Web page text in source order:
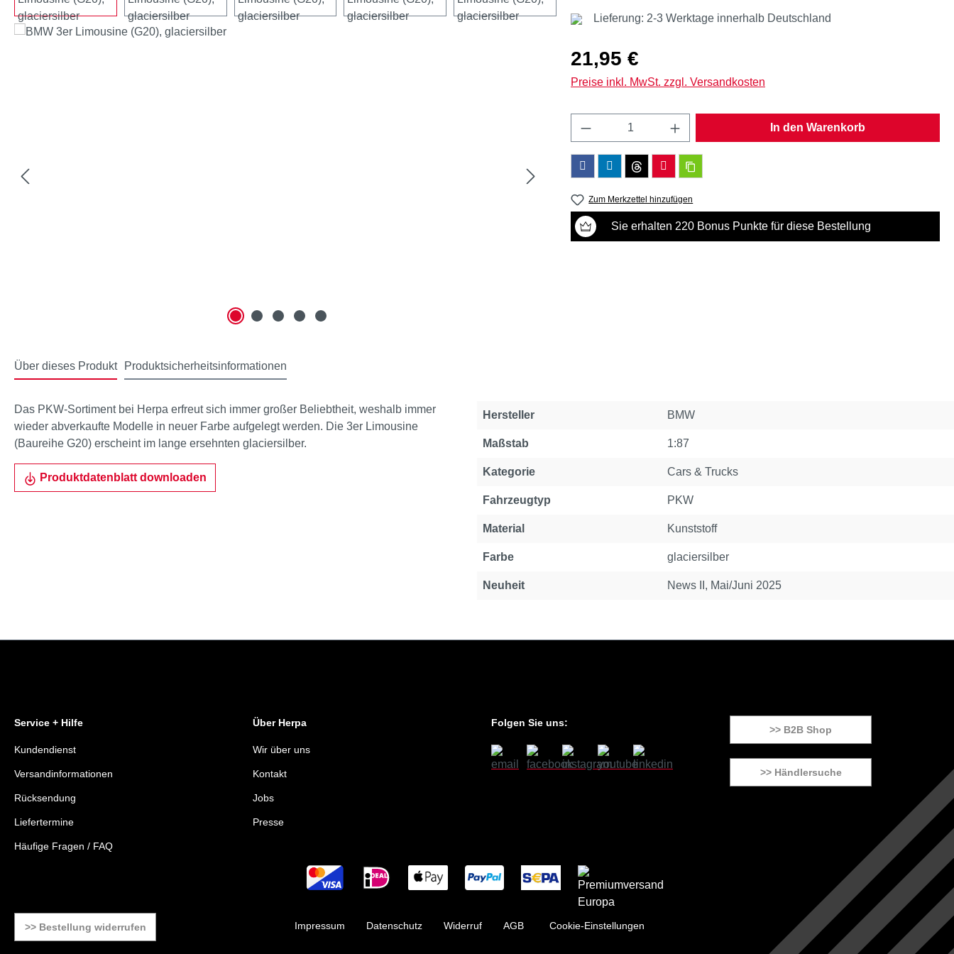
Lieferung: 2-3 Werktage innerhalb Deutschland
Regulärer Preis:
21,95 €
Preise inkl. MwSt. zzgl. Versandkosten
Produkt Anzahl: Gib den gewünschten Wert ein
In den Warenkorb
Zum Merkzettel hinzufügen
Sie erhalten 220 Bonus Punkte für diese Bestellung
Über dieses Produkt Produktsicherheitsinformationen
Das PKW-Sortiment bei Herpa erfreut sich immer großer Beliebtheit, weshalb immer
wieder abverkaufte Modelle in neuer Farbe aufgelegt werden. Die 3er Limousine
(Baureihe G20) erscheint im lange ersehnten glaciersilber.
Produktdatenblatt downloaden
Eigenschaft
Hersteller BMW
Maßstab 1:87
Kategorie Cars & Trucks
Fahrzeugtyp PKW
Material Kunststoff
Farbe glaciersilber
Neuheit News II, Mai/Juni 2025
Service + Hilfe
Kundendienst
Versandinformationen
Rücksendung
Liefertermine
Häufige Fragen / FAQ
Über Herpa
Wir über uns
Kontakt
Jobs
Presse
Folgen Sie uns:
>> B2B Shop
>> Händlersuche
>> Bestellung widerrufen Impressum Datenschutz Widerruf AGB Cookie-Einstellungen